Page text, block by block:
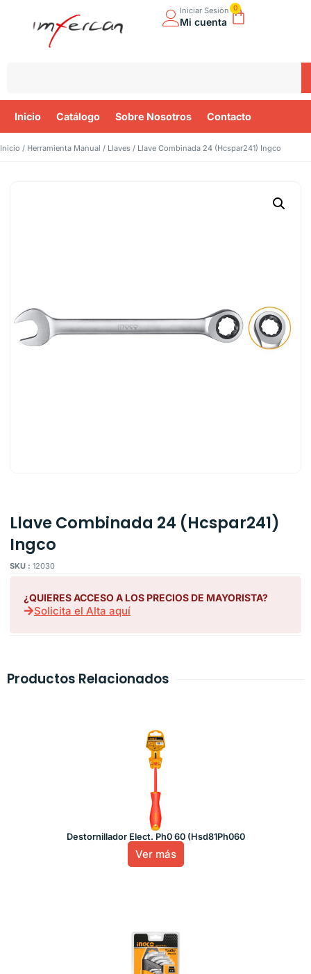
Iniciar Sesión
Mi cuenta
0
Inicio Catálogo Sobre Nosotros Contacto
Inicio / Herramienta Manual / Llaves / Llave Combinada 24 (Hcspar241) Ingco
Llave Combinada 24 (Hcspar241)
Ingco
SKU : 12030
¿QUIERES ACCESO A LOS PRECIOS DE MAYORISTA?
Solicita el Alta aquí
Productos Relacionados
Destornillador Elect. Ph0 60 (Hsd81Ph060
Ver más